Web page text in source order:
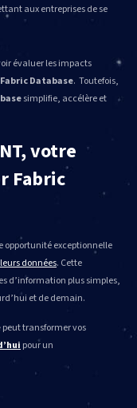
aux entreprises de se
évaluer les impacts
Fabric Database. Toutefois,
simplifie, accélère et
votre
Fabric
opportunité exceptionnelle
données. Cette
d’information plus simples,
et de demain.
peut transformer vos
pour un